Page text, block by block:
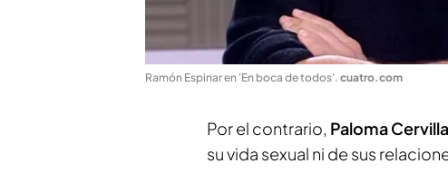
Ramón Espinar en 'En boca de todos'. cuatro.com
Por el contrario, Paloma
su vida sexual ni de sus